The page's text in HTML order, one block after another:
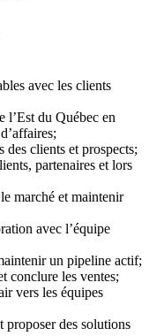
avec les clients
l’Est du Québec en
des clients et prospects;
partenaires et lors
marché et maintenir
avec l’équipe
un pipeline actif;
conclure les ventes;
vers les équipes
proposer des solutions